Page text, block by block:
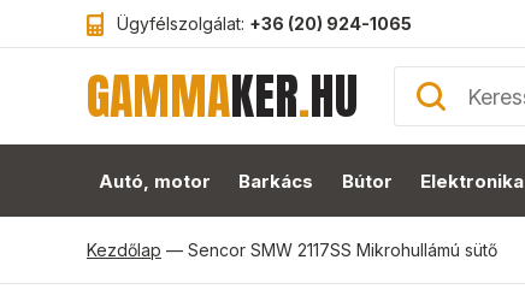
Ügyfélszolgálat: +36 (20) 924-1065
GAMMAKER.HU
Autó, motor Barkács Bútor Elektronika
Kezdőlap — Sencor SMW 2117SS Mikrohullámú sütő